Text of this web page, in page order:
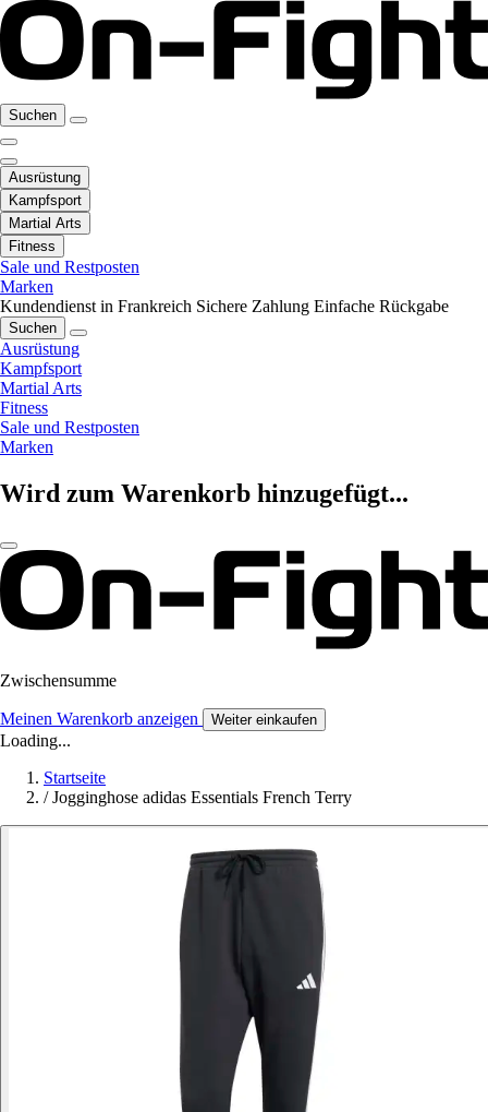
Suchen
Ausrüstung
Kampfsport
Martial Arts
Fitness
Sale und Restposten
Marken
Kundendienst in Frankreich Sichere Zahlung Einfache Rückgabe
Suchen
Ausrüstung
Kampfsport
Martial Arts
Fitness
Sale und Restposten
Marken
Wird zum Warenkorb hinzugefügt...
Zwischensumme
Meinen Warenkorb anzeigen Weiter einkaufen
Loading...
Startseite
/ Jogginghose adidas Essentials French Terry